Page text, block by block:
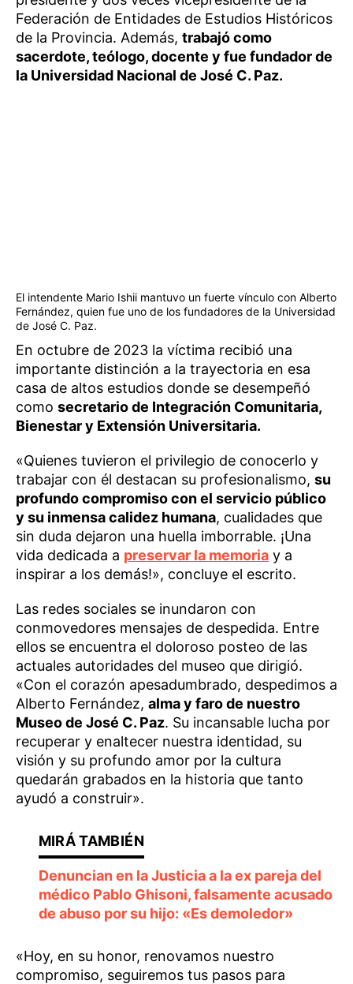
Federación de Entidades de Estudios Históricos
de la Provincia. Además, trabajó como
sacerdote, teólogo, docente y fue fundador de
la Universidad Nacional de José C. Paz.
El intendente Mario Ishii mantuvo un fuerte vínculo con Alberto
Fernández, quien fue uno de los fundadores de la Universidad
de José C. Paz.
En octubre de 2023 la víctima recibió una
importante distinción a la trayectoria en esa
casa de altos estudios donde se desempeñó
como secretario de Integración Comunitaria,
Bienestar y Extensión Universitaria.
«Quienes tuvieron el privilegio de conocerlo y
trabajar con él destacan su profesionalismo, su
profundo compromiso con el servicio público
y su inmensa calidez humana, cualidades que
sin duda dejaron una huella imborrable. ¡Una
vida dedicada a preservar la memoria y a
inspirar a los demás!», concluye el escrito.
Las redes sociales se inundaron con
conmovedores mensajes de despedida. Entre
ellos se encuentra el doloroso posteo de las
actuales autoridades del museo que dirigió.
«Con el corazón apesadumbrado, despedimos a
Alberto Fernández, alma y faro de nuestro
Museo de José C. Paz. Su incansable lucha por
recuperar y enaltecer nuestra identidad, su
visión y su profundo amor por la cultura
quedarán grabados en la historia que tanto
ayudó a construir».
Denuncian en la Justicia a la ex pareja del
médico Pablo Ghisoni, falsamente acusado
de abuso por su hijo: «Es demoledor»
«Hoy, en su honor, renovamos nuestro
compromiso, seguiremos tus pasos para